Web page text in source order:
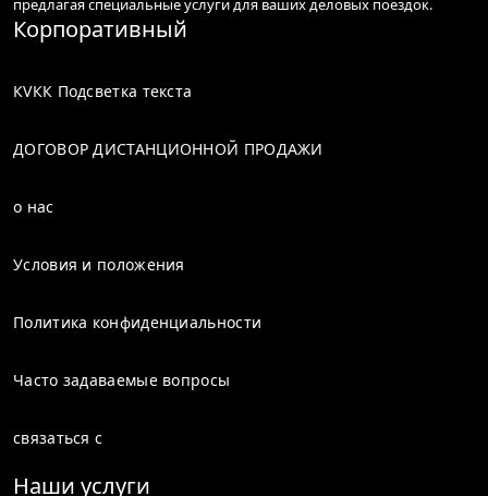
одиночку, вдвоем или группой, у нас найдется
идеальный автомобиль для любого случая.
Наш сопровождающий встретит Вас в аэропорту с
табличкой с именем, поможет с багажом и доставит
предлагая специальные услуги для ваших деловых поездок.
Корпоративный
КVКК Подсветка текста
ДОГОВОР ДИСТАНЦИОННОЙ ПРОДАЖИ
о нас
Условия и положения
Политика конфиденциальности
Часто задаваемые вопросы
связаться с
Наши услуги